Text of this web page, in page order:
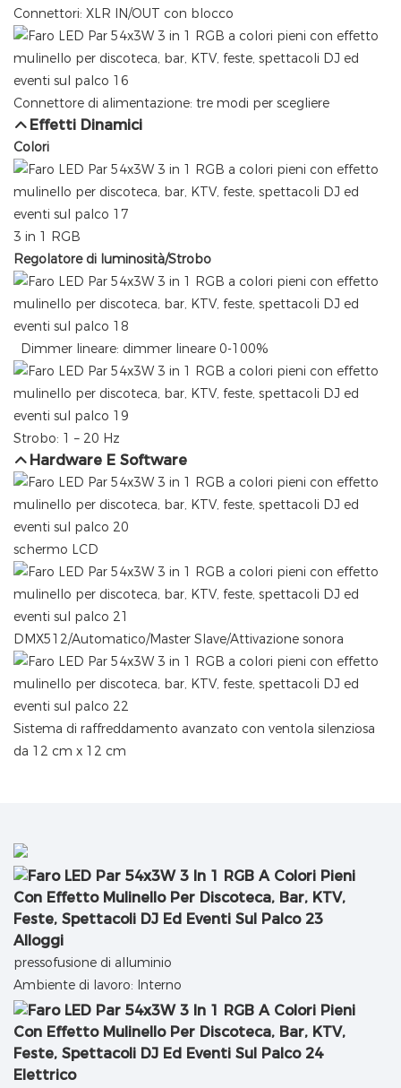
Connettori: XLR IN/OUT con blocco
Connettore di alimentazione: tre modi per scegliere
Effetti Dinamici
Colori
3 in 1 RGB
Regolatore di luminosità/Strobo
Dimmer lineare: dimmer lineare 0-100%
Strobo: 1 – 20 Hz
Hardware E Software
schermo LCD
DMX512/Automatico/Master Slave/Attivazione sonora
Sistema di raffreddamento avanzato con ventola silenziosa
da 12 cm x 12 cm
Alloggi
pressofusione di alluminio
Ambiente di lavoro: Interno
Elettrico